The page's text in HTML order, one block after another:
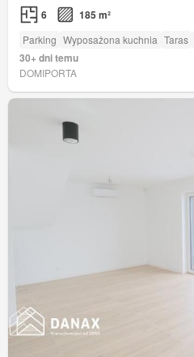
6 185 m²
Parking Wyposażona kuchnia Taras
30+ dni temu
DOMIPORTA